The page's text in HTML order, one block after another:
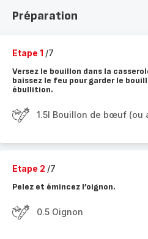
Préparation
Etape 1 /7
Versez le bouillon dans la
baissez le feu pour garder le
ébullition.
1.5l Bouillon de bœuf (ou
Etape 2 /7
Pelez et émincez l’oignon.
0.5 Oignon